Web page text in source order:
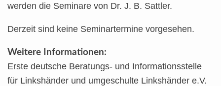
werden die Seminare von Dr. J. B. Sattler.
Derzeit sind keine Seminartermine vorgesehen.
Weitere Informationen:
Erste deutsche Beratungs- und Informationsstelle
für Linkshänder und umgeschulte Linkshänder e.V.